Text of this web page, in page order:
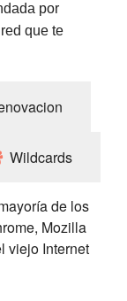
por
que te
Wildcards
de los
Mozilla
viejo Internet